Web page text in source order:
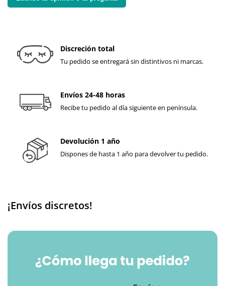
Discreción total
Tu pedido se entregará sin distintivos ni marcas.
Envíos 24-48 horas
Recibe tu pedido al día siguiente en península.
Devolución 1 año
Dispones de hasta 1 año para devolver tu pedido.
¡Envíos discretos!